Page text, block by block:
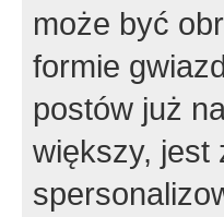
może być
formie
postów już
większy, jest